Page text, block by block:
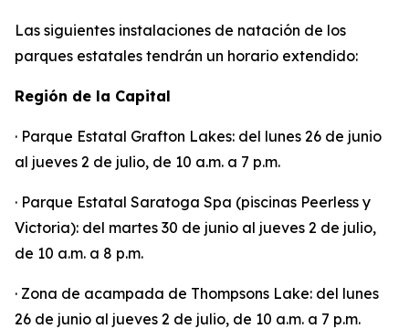
Las siguientes instalaciones de natación de los
parques estatales tendrán un horario extendido:
Región de la Capital
· Parque Estatal Grafton Lakes: del lunes 26 de junio
al jueves 2 de julio, de 10 a.m. a 7 p.m.
· Parque Estatal Saratoga Spa (piscinas Peerless y
Victoria): del martes 30 de junio al jueves 2 de julio,
de 10 a.m. a 8 p.m.
· Zona de acampada de Thompsons Lake: del lunes
26 de junio al jueves 2 de julio, de 10 a.m. a 7 p.m.